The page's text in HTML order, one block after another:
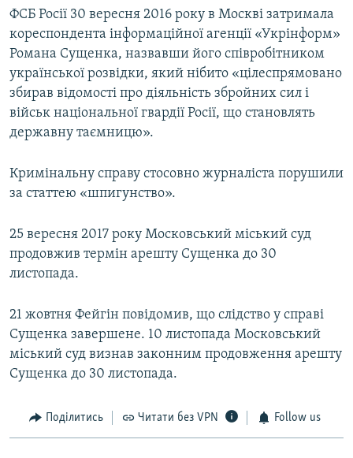
ФСБ Росії 30 вересня 2016 року в Москві затримала
кореспондента інформаційної агенції «Укрінформ»
Романа Сущенка, назвавши його співробітником
української розвідки, який нібито «цілеспрямовано
збирав відомості про діяльність збройних сил і
військ національної гвардії Росії, що становлять
державну таємницю».
Кримінальну справу стосовно журналіста порушили
за статтею «шпигунство».
25 вересня 2017 року Московський міський суд
продовжив термін арешту Сущенка до 30
листопада.
21 жовтня Фейгін повідомив, що слідство у справі
Сущенка завершене. 10 листопада Московський
міський суд визнав законним продовження арешту
Сущенка до 30 листопада.
Поділитись Читати без VPN Follow us